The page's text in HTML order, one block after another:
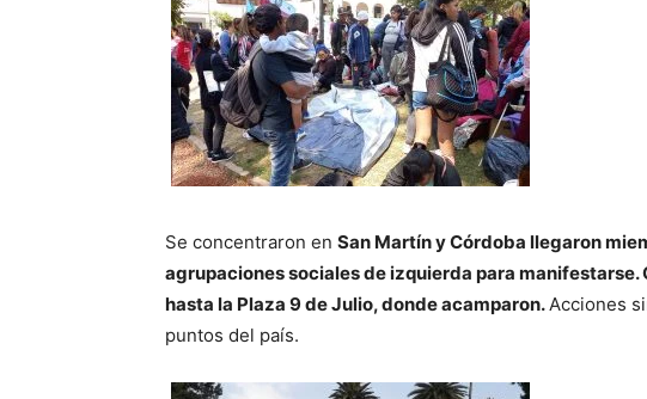
Se concentraron en San Martín y Córdoba llegaron
agrupaciones sociales de izquierda para
hasta la Plaza 9 de Julio, donde acamparon. Acciones
puntos del país.